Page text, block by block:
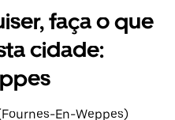
faça o que
cidade:
En-Weppes)